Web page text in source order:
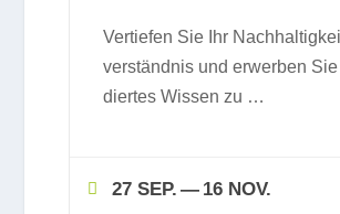
Ver­tie­fen Sie Ihr
ver­ständ­nis und erwer­ben
dier­tes Wis­sen zu …
27 SEP. — 16 NOV.